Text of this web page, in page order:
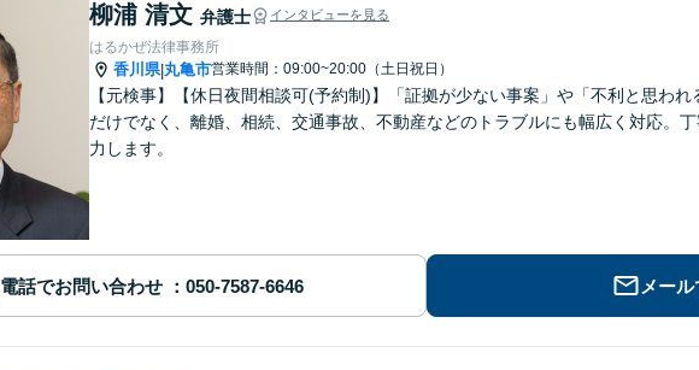
柳浦 清文 弁護士 インタビューを見る
はるかぜ法律事務所
香川県|丸亀市営業時間：09:00~20:00（土日祝日）
【元検事】【休日夜間相談可(予約制)】「証拠が少ない事案」や「不利と思わ
だけでなく、離婚、相続、交通事故、不動産などのトラブルにも幅広く対応。
力します。
電話でお問い合わせ メー